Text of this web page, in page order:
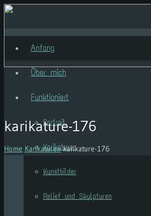
Anfang
Über mich
Funktioniert
Portrait
Karikaturen
Kunstbilder
Relief und Skulpturen
karikature-176
Home Karikaturen karikature-176